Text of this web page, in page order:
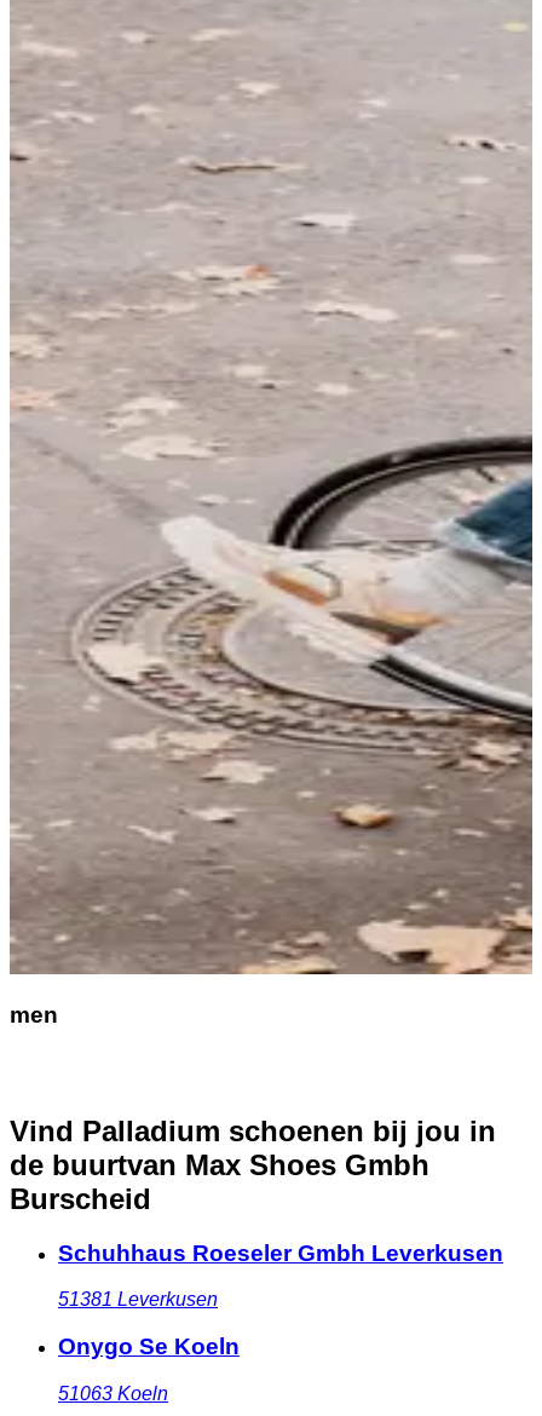
men
Vind Palladium schoenen bij jou in
de buurtvan Max Shoes Gmbh
Burscheid
Schuhhaus Roeseler Gmbh Leverkusen
51381 Leverkusen
Onygo Se Koeln
51063 Koeln